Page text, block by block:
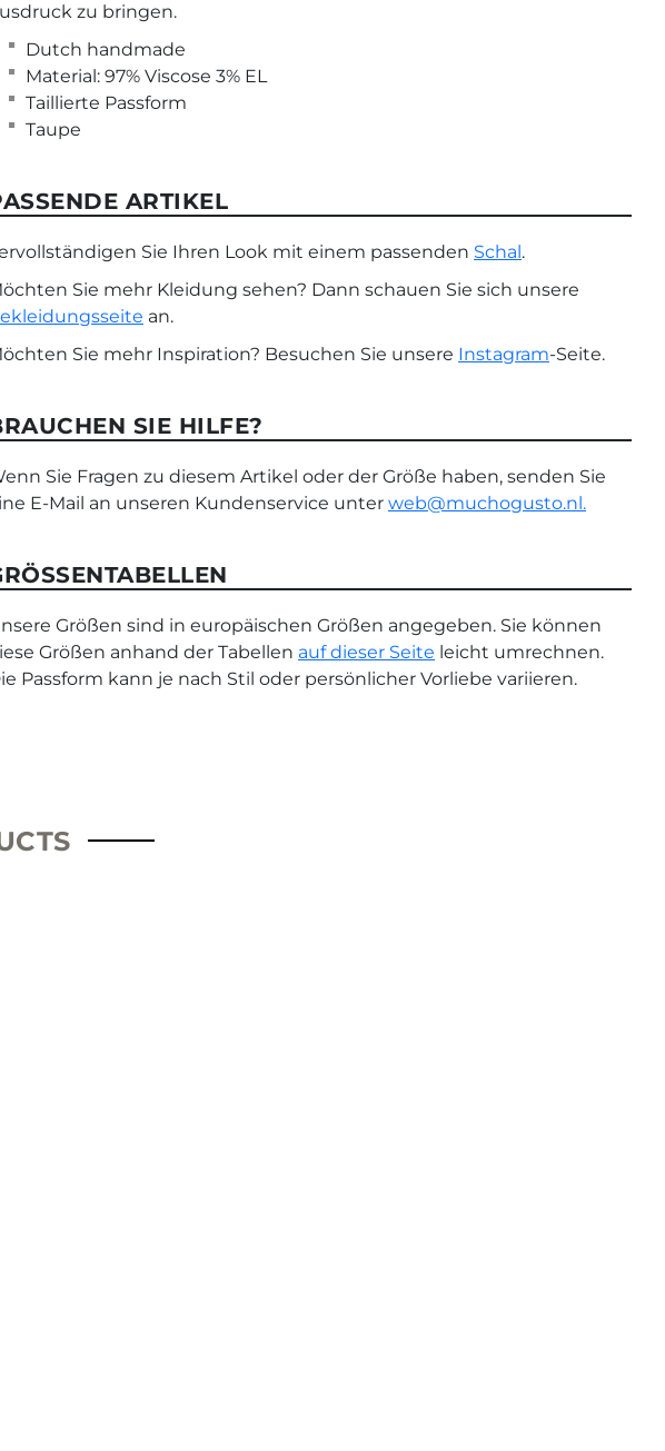
zu bringen.
Dutch handmade
Material: 97% Viscose 3% EL
Taillierte Passform
Taupe
ARTIKEL
Sie Ihren Look mit einem passenden Schal.
Sie mehr Kleidung sehen? Dann schauen Sie sich unsere
an.
Sie mehr Inspiration? Besuchen Sie unsere Instagram-Seite.
SIE HILFE?
Sie Fragen zu diesem Artikel oder der Größe haben, senden Sie
E-Mail an unseren Kundenservice unter web@muchogusto.nl.
Größen sind in europäischen Größen angegeben. Sie können
Größen anhand der Tabellen auf dieser Seite leicht umrechnen.
Passform kann je nach Stil oder persönlicher Vorliebe variieren.